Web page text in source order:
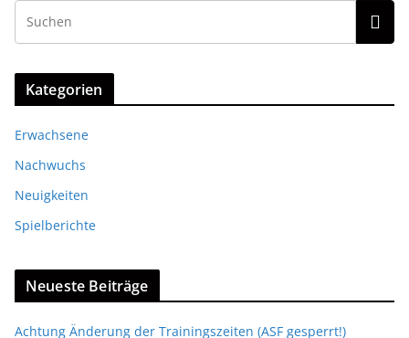
Kategorien
Erwachsene
Nachwuchs
Neuigkeiten
Spielberichte
Neueste Beiträge
Achtung Änderung der Trainingszeiten (ASF gesperrt!)